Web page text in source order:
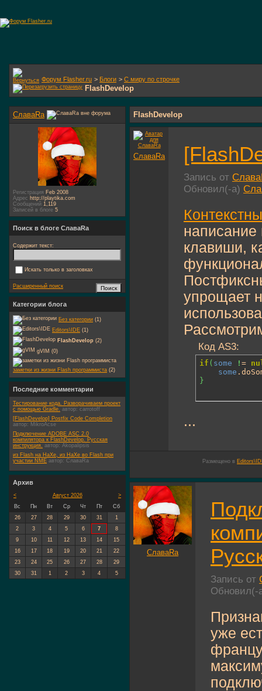
Форум Flasher.ru > Блоги > С миру по строчке
FlashDevelop
FlashDevelop
СлаваRa
Запись от
Обновил(-а)
написание
клавиши,
упрощает
Код AS3:
if ( some ! =
some
}
...
Размещено в
СлаваRa
Запись от
уже
СлаваRa
Регистрация Feb 2008
Адрес http://playtika.com
Сообщений 1,119
Записей в блоге 5
Поиск в блоге СлаваRa
Содержит текст:
Искать только в заголовках
Расширенный поиск
Категории блога
Без категории (1)
Editors\IDE (1)
FlashDevelop (2)
gVIM (0)
заметки из жизни Flash программиста (2)
Последние комментарии
Тестирование кода. Разворачиваем проект
с помощью Gradle. автор: carrotoff
[FlashDevelop] Postfix Code Completion
автор: MikroAcse
Подключение ADOBE ASC 2.0
компилятора к FlashDevelop. Русская
инструкция. автор: Akopalipsis
из Flash на HaXe, из HaXe во Flash при
участии NME автор: СлаваRa
Архив
< >
Август 2026
Вс
Пн Вт Ср Чт Пт
Сб
26
27 28 29 30 31
1
2
3 4 5 6 7
8
9
10 11 12 13 14
15
16
17 18 19 20 21
22
23
24 25 26 27 28
29
30
31 1 2 3 4 5